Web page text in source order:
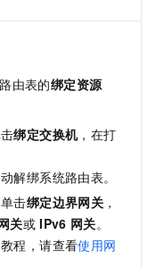
由表的绑定资源
绑定交换机，在打
解绑系统路由表。
单击绑定边界网关 ，
关或 IPv6 网关。
程，请查看使用网